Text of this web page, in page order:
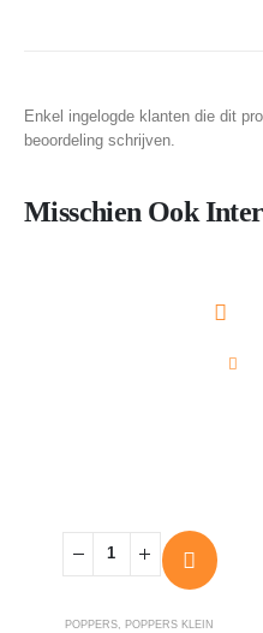
Enkel ingelogde klanten die dit
beoordeling schrijven.
Misschien Ook
POPPERS POPPERS KLEIN